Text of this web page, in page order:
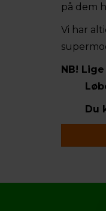
på dem
Vi har
NB!
Du